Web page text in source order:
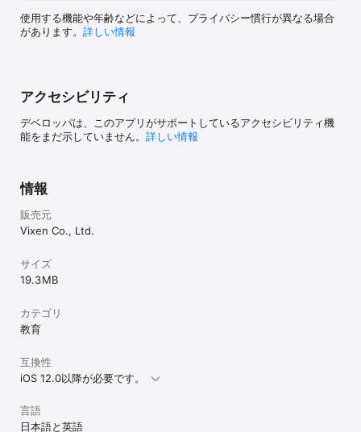
使用する機能や年齢などによって、プライバシー慣行が異なる場合
があります。 詳しい情報
アクセシビリティ
デベロッパは、このアプリがサポートしているアクセシビリティ機
能をまだ示していません。 詳しい情報
情報
販売元
Vixen Co., Ltd.
サイズ
19.3 MB
カテゴリ
教育
互換性
iOS 12.0以降が必要です。
言語
日本語と英語